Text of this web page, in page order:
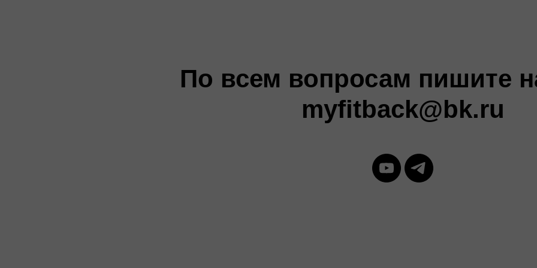
По всем вопросам пишите
myfitback@bk.ru